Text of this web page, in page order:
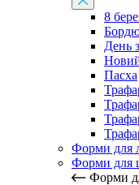
8
День
Пасха
Форми для
Форми для
Форми